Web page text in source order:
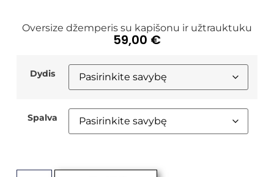
Oversize džemperis su kapišonu ir užtrauktuku
59,00 €
Dydis
Spalva